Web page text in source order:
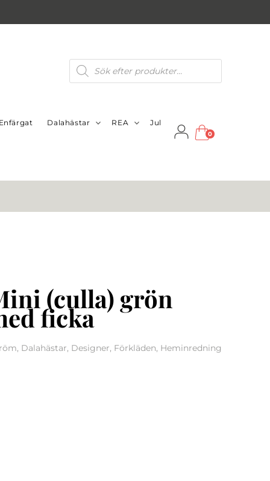
Produktsökning
Dalahästar REA Jul
0
(culla) grön
ficka
Dalahästar, Designer, Förkläden, Heminredning